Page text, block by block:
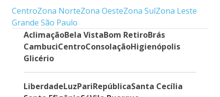
CentroZona NorteZona OesteZona SulZona Leste
Grande São Paulo
AclimaçãoBela VistaBom RetiroBrás
CambuciCentroConsolaçãoHigienópolis
Glicério
LiberdadeLuzPariRepúblicaSanta Cecília